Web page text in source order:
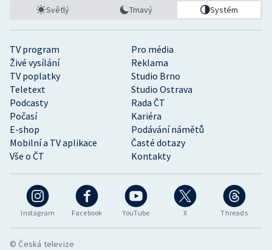
Instagram Facebook YouTube X Threads
TV program
Pro média
Živé vysílání
Reklama
TV poplatky
Studio Brno
Teletext
Studio Ostrava
Podcasty
Rada ČT
Počasí
Kariéra
E-shop
Podávání námětů
Mobilní a TV aplikace
Časté dotazy
Vše o ČT
Kontakty
Světlý Tmavý Systém
© Česká televize